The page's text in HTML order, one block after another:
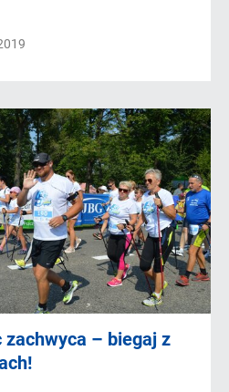
zachwyca – biegaj z